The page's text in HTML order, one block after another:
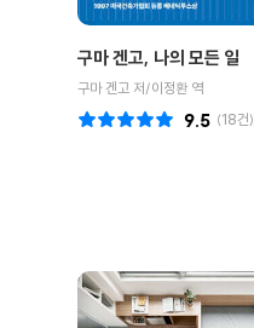
구마 겐고, 나의 모든 일
구마 겐고 저/이정환 역
(18건)
9.5